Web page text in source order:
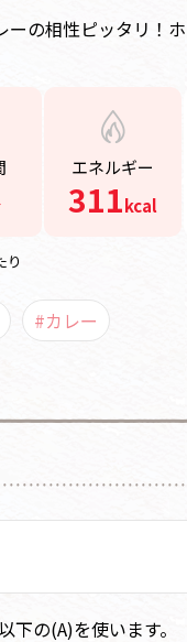
ーの相性ピッタリ！
エネルギー
311kcal
り
#カレー
下の(A)を使います。